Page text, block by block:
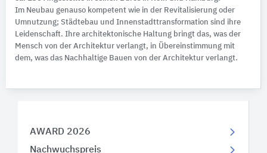
AWARD 2026
Nachwuchspreis
Im Neubau genauso kompetent wie in der Revitalisierung oder
Umnutzung; Städtebau und Innenstadttransformation sind ihre
Leidenschaft. Ihre architektonische Haltung bringt das, was der
Mensch von der Architektur verlangt, in Übereinstimmung mit
dem, was das Nachhaltige Bauen von der Architektur verlangt.